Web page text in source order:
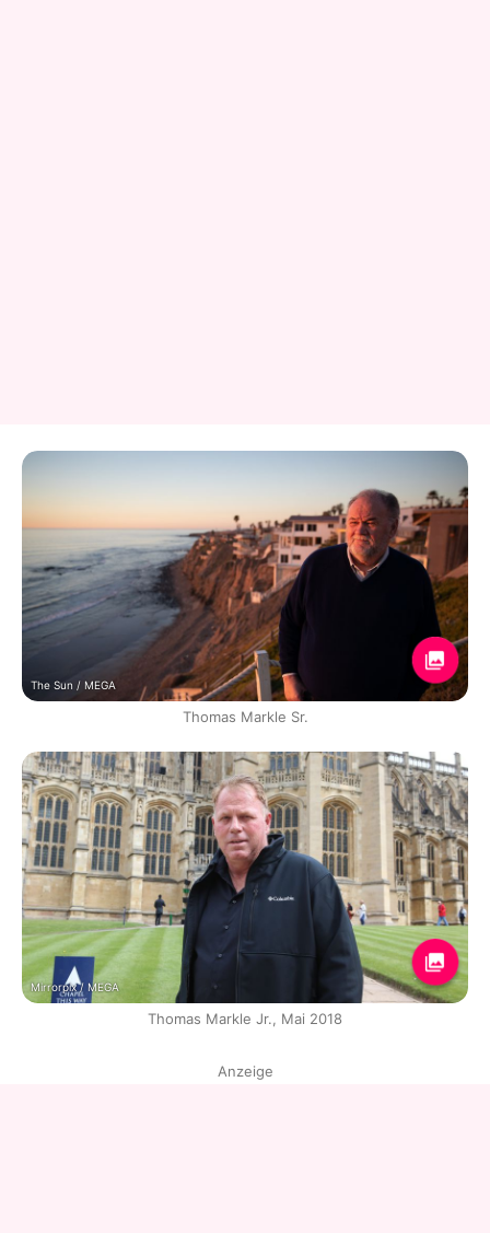
The Sun / MEGA
Thomas Markle Sr.
Mirrorpix / MEGA
Thomas Markle Jr., Mai 2018
Anzeige